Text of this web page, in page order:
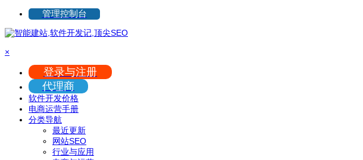
管理控制台
×
登录与注册
代理商
软件开发价格
电商运营手册
分类导航
最近更新
网站SEO
行业与应用